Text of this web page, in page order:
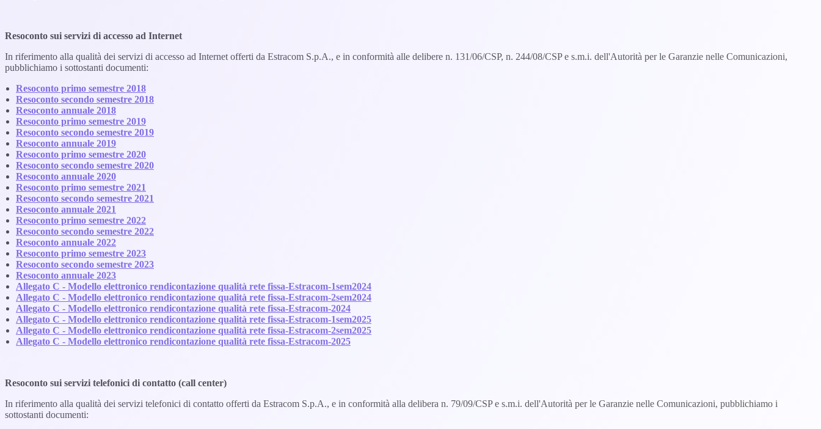
Resoconto sui servizi di accesso ad Internet
In riferimento alla qualità dei servizi di accesso ad Internet offerti da Estracom S.p.A., e in conformità alle delibere n. 131/06/CSP, n. 244/08/CSP e s.m.i. dell'Autorità per le Garanzie nelle Comunicazioni,
pubblichiamo i sottostanti documenti:
Resoconto primo semestre 2018
Resoconto secondo semestre 2018
Resoconto annuale 2018
Resoconto primo semestre 2019
Resoconto secondo semestre 2019
Resoconto annuale 2019
Resoconto primo semestre 2020
Resoconto secondo semestre 2020
Resoconto annuale 2020
Resoconto primo semestre 2021
Resoconto secondo semestre 2021
Resoconto annuale 2021
Resoconto primo semestre 2022
Resoconto secondo semestre 2022
Resoconto annuale 2022
Resoconto primo semestre 2023
Resoconto secondo semestre 2023
Resoconto annuale 2023
Allegato C - Modello elettronico rendicontazione qualità rete fissa-Estracom-1sem2024
Allegato C - Modello elettronico rendicontazione qualità rete fissa-Estracom-2sem2024
Allegato C - Modello elettronico rendicontazione qualità rete fissa-Estracom-2024
Allegato C - Modello elettronico rendicontazione qualità rete fissa-Estracom-1sem2025
Allegato C - Modello elettronico rendicontazione qualità rete fissa-Estracom-2sem2025
Allegato C - Modello elettronico rendicontazione qualità rete fissa-Estracom-2025
Resoconto sui servizi telefonici di contatto (call center)
In riferimento alla qualità dei servizi telefonici di contatto offerti da Estracom S.p.A., e in conformità alla delibera n. 79/09/CSP e s.m.i. dell'Autorità per le Garanzie nelle Comunicazioni, pubblichiamo i
sottostanti documenti: